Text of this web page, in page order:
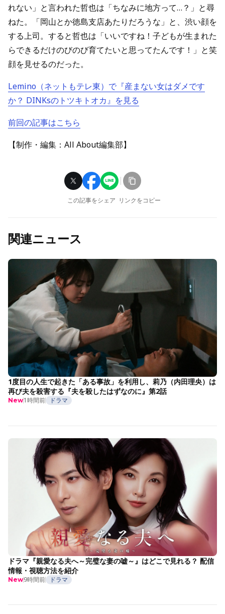
れない」と言われた哲也は「ちなみに地方って…？」と尋
ねた。「岡山とか徳島支店あたりだろうな」と、渋い顔を
する上司。すると哲也は「いいですね！子どもが生まれた
らできるだけのびのび育てたいと思ってたんです！」と笑
顔を見せるのだった。
Lemino（ネットもテレ東）で『産まない女はダメです
か？ DINKsのトツキトオカ』を見る
前回の記事はこちら
【制作・編集：All About編集部】
この記事をシェア リンクをコピー
関連ニュース
1度目の人生で起きた「ある事故」を利用し、莉乃（内田理央）は
再び夫を殺害する『夫を殺したはずなのに』第2話
New1時間前 ドラマ
ドラマ『親愛なる夫へ～完璧な妻の嘘～』はどこで見れる？ 配信
情報・視聴方法を紹介
New9時間前 ドラマ